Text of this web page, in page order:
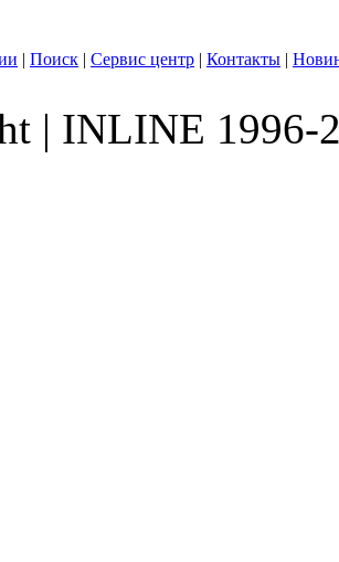
| Поиск | Сервис центр | Контакты |
| INLINE 1996-